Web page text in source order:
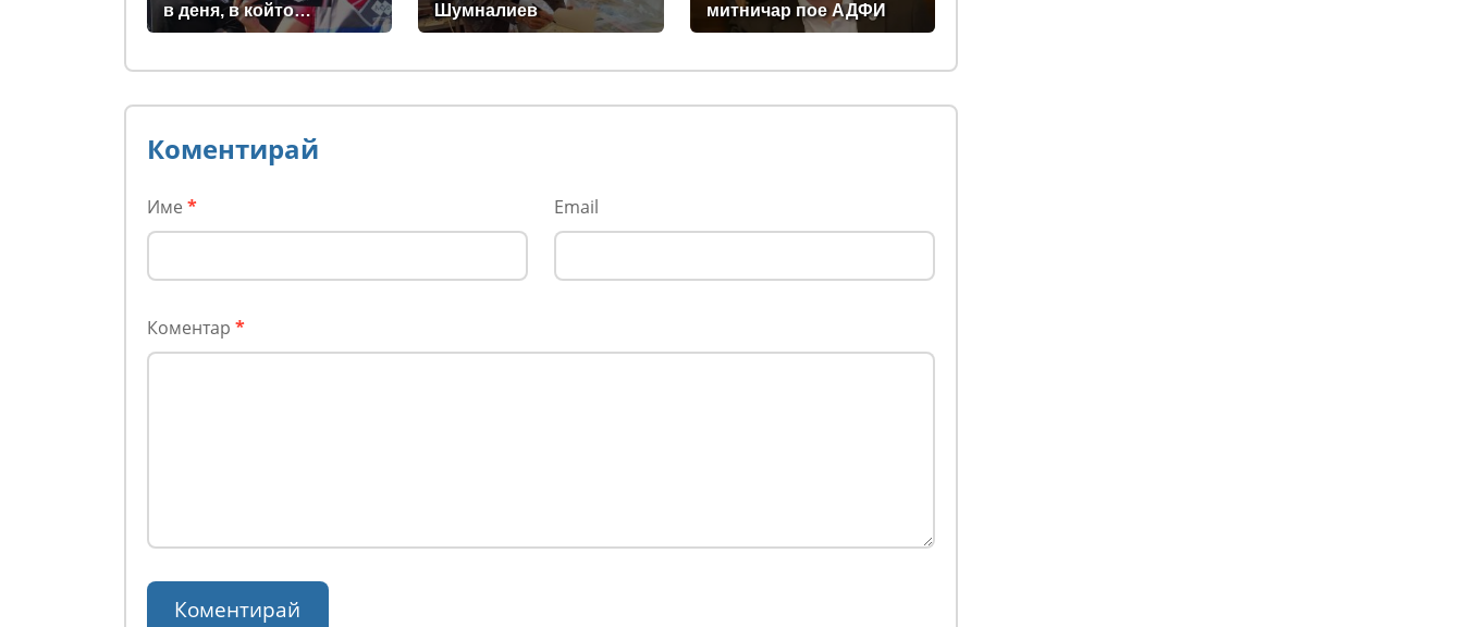
в деня, в който
трябваше да е сватбата
Шумналиев
митничар пое АДФИ
Коментирай
Име * Email
Коментар *